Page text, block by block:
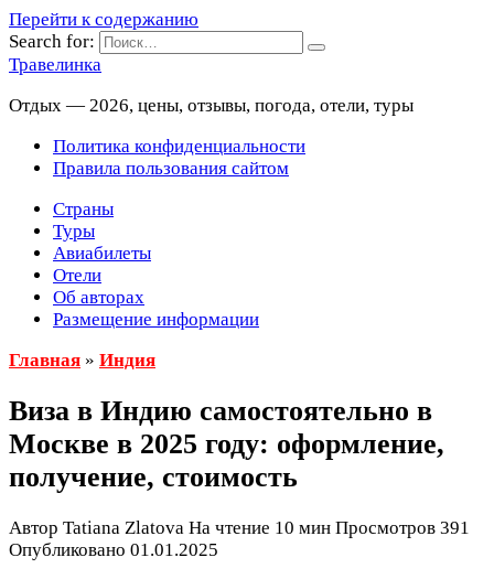
Перейти к содержанию
Search for:
Травелинка
Отдых — 2026, цены, отзывы, погода, отели, туры
Политика конфиденциальности
Правила пользования сайтом
Страны
Туры
Авиабилеты
Отели
Об авторах
Размещение информации
Главная » Индия
Виза в Индию самостоятельно в
Москве в 2025 году: оформление,
получение, стоимость
Автор Tatiana Zlatova На чтение 10 мин Просмотров 391
Опубликовано 01.01.2025